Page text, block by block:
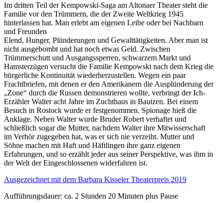
Im dritten Teil der Kempowski-Saga am Altonaer Theater steht die
Familie vor den Trümmern, die der Zweite Weltkrieg 1945
hinterlassen hat. Man erlebt am eigenen Leibe oder bei Nachbarn
und Freunden
Elend, Hunger, Plünderungen und Gewalttätigkeiten. Aber man ist
nicht ausgebombt und hat noch etwas Geld. Zwischen
Trümmerschutt und Ausgangssperren, schwarzem Markt und
Hamsterzügen versucht die Familie Kempowski nach dem Krieg die
bürgerliche Kontinuität wiederherzustellen. Wegen ein paar
Frachtbriefen, mit denen er den Amerikanern die Ausplünderung der
„Zone“ durch die Russen demonstrieren wollte, verbringt der Ich-
Erzähler Walter acht Jahre im Zuchthaus in Bautzen. Bei einem
Besuch in Rostock wurde er festgenommen. Spionage hieß die
Anklage. Neben Walter wurde Bruder Robert verhaftet und
schließlich sogar die Mutter, nachdem Walter ihre Mitwisserschaft
im Verhör zugegeben hat, was er sich nie verzeiht. Mutter und
Söhne machen mit Haft und Häftlingen ihre ganz eigenen
Erfahrungen, und so erzählt jeder aus seiner Perspektive, was ihm in
der Welt der Eingeschlossenen widerfahren ist.
Ausgezeichnet mit dem Barbara Kisseler Theaterpreis 2019
Aufführungsdauer: ca. 2 Stunden 20 Minuten plus Pause